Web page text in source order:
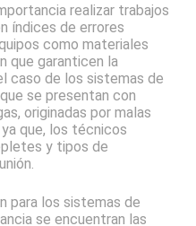
realizar trabajos
índices de errores
como materiales
que garanticen la
caso de los sistemas de
se presentan con
originadas por malas
que, los técnicos
y tipos de
para los sistemas de
se encuentran las